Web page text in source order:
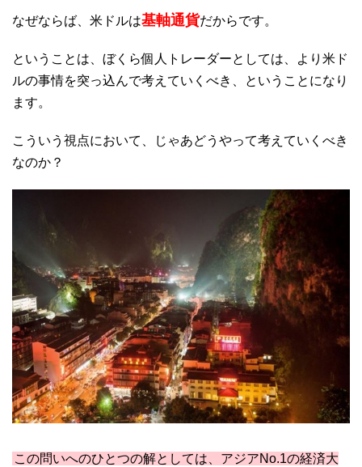
なぜならば、米ドルは基軸通貨だからです。
ということは、ぼくら個人トレーダーとしては、より米ド
ルの事情を突っ込んで考えていくべき、ということになり
ます。
こういう視点において、じゃあどうやって考えていくべき
なのか？
この問いへのひとつの解としては、アジアNo.1の経済大